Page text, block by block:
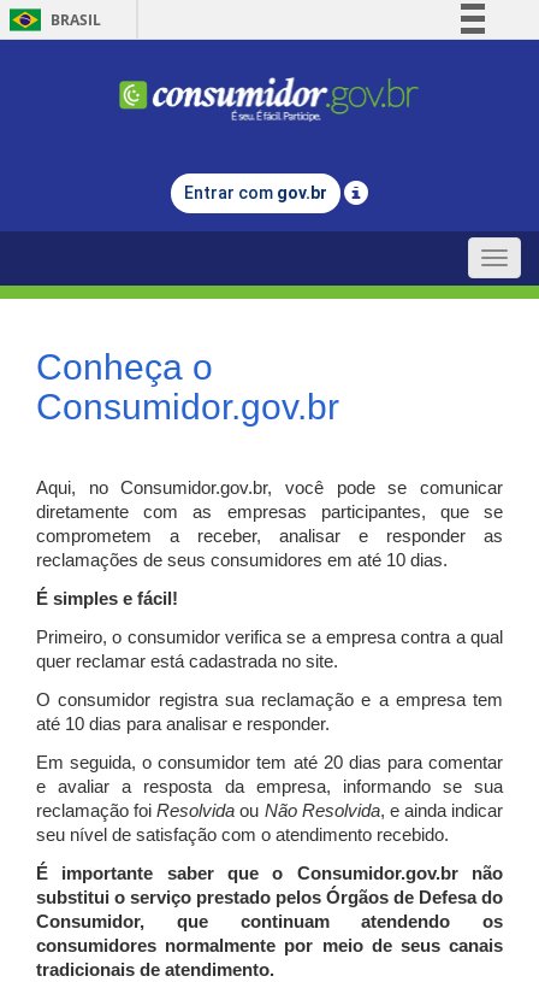
BRASIL
Comunica BR
Legislação
Entrar com gov.br
Toggle
Conheça o
Consumidor.gov.br
Aqui, no Consumidor.gov.br, você pode se comunicar
diretamente com as empresas participantes, que se
comprometem a receber, analisar e responder as
reclamações de seus consumidores em até 10 dias.
É simples e fácil!
Primeiro, o consumidor verifica se a empresa contra a qual
quer reclamar está cadastrada no site.
O consumidor registra sua reclamação e a empresa tem
até 10 dias para analisar e responder.
Em seguida, o consumidor tem até 20 dias para comentar
e avaliar a resposta da empresa, informando se sua
reclamação foiResolvida ou Não Resolvida, e ainda indicar
seu nível de satisfação com o atendimento recebido.
É importante saber que o Consumidor.gov.br não
substitui o serviço prestado pelos Órgãos de Defesa do
Consumidor, que continuam atendendo os
consumidores normalmente por meio de seus canais
tradicionais de atendimento.